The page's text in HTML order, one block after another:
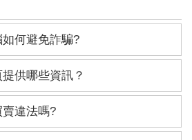
何避免詐騙?
供哪些資訊？
違法嗎?